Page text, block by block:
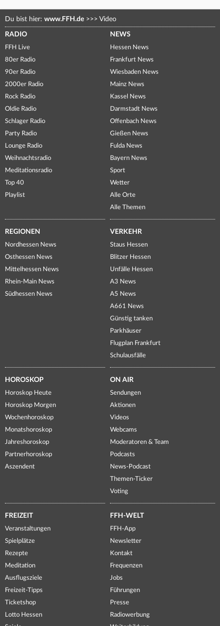
Du bist hier: www.FFH.de >>> Video
RADIO
FFH Live
80er Radio
90er Radio
2000er Radio
Rock Radio
Oldie Radio
Schlager Radio
Party Radio
Lounge Radio
Weihnachtsradio
Meditationsradio
Top 40
Playlist
NEWS
Hessen News
Frankfurt News
Wiesbaden News
Mainz News
Kassel News
Darmstadt News
Offenbach News
Gießen News
Fulda News
Bayern News
Sport
Wetter
Alle Orte
Alle Themen
REGIONEN
Nordhessen News
Osthessen News
Mittelhessen News
Rhein-Main News
Südhessen News
VERKEHR
Staus Hessen
Blitzer Hessen
Unfälle Hessen
A3 News
A5 News
A661 News
Günstig tanken
Parkhäuser
Flugplan Frankfurt
Schulausfälle
HOROSKOP
Horoskop Heute
Horoskop Morgen
Wochenhoroskop
Monatshoroskop
Jahreshoroskop
Partnerhoroskop
Aszendent
ON AIR
Sendungen
Aktionen
Videos
Webcams
Moderatoren & Team
Podcasts
News-Podcast
Themen-Ticker
Voting
FREIZEIT
Veranstaltungen
Spielplätze
Rezepte
Meditation
Ausflugsziele
Freizeit-Tipps
Ticketshop
Lotto Hessen
FFH-WELT
FFH-App
Newsletter
Kontakt
Frequenzen
Jobs
Führungen
Presse
Radiowerbung